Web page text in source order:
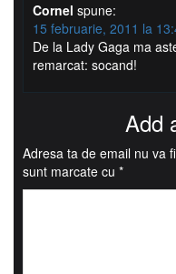
Cornel spune:
15 februarie, 2011 la
De la Lady Gaga ma
remarcat: socand!
Add
Adresa ta de email nu va
sunt marcate cu *